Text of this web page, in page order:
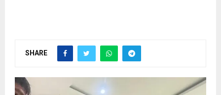
SHARE